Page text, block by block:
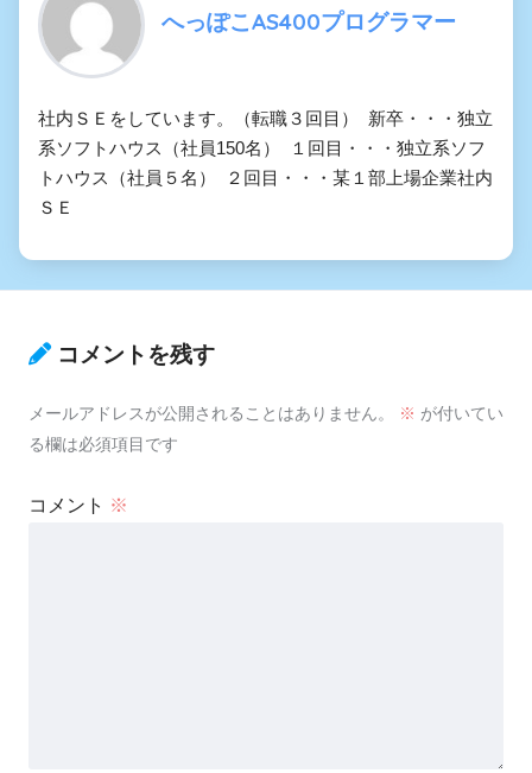
へっぽこAS400プログラマー
社内ＳＥをしています。（転職３回目） 新卒・・・独立
系ソフトハウス（社員150名） １回目・・・独立系ソフ
トハウス（社員５名） ２回目・・・某１部上場企業社内
ＳＥ
コメントを残す
メールアドレスが公開されることはありません。 ※ が付いてい
る欄は必須項目です
コメント ※